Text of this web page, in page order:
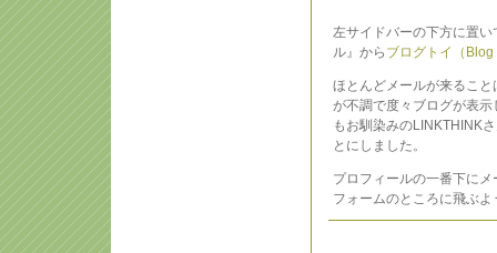
左サイドバーの下方に置
ル』から ブログトイ（Blog
ほとんどメールが来るこ
が不調で度々ブログが表
もお馴染みのLINKTHINK
とにしました。
プロフィールの一番下に
フォームのところに飛ぶ